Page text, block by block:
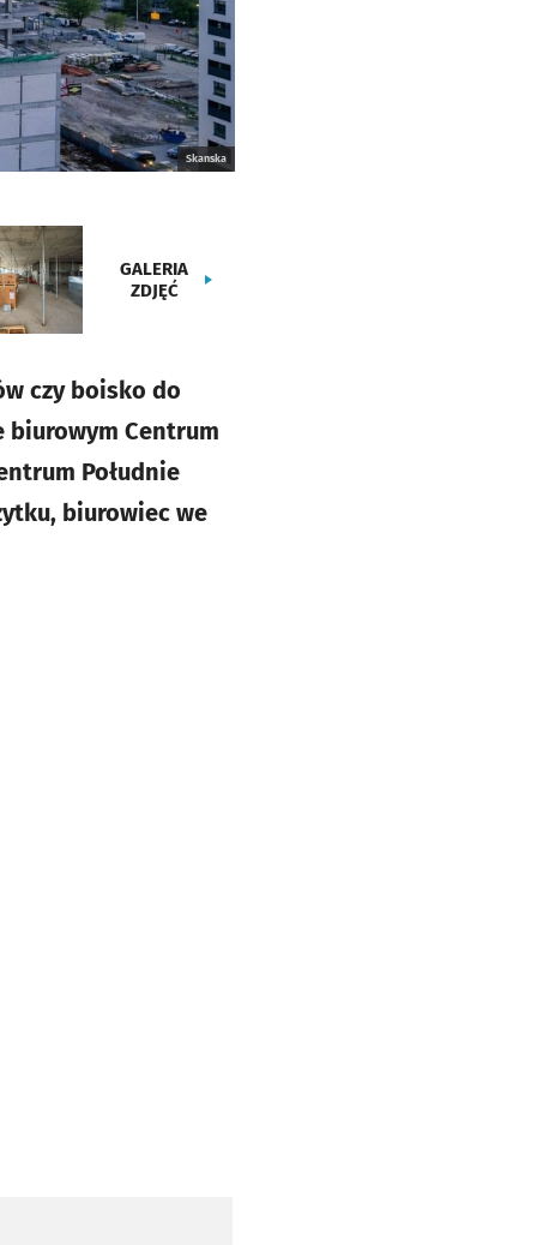
Skanska
GALERIA
ZDJĘĆ
czy boisko do
biurowym Centrum
Południe
biurowiec we